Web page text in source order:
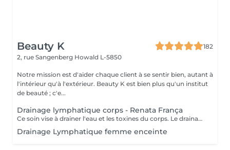
Beauty K
182
2, rue Sangenberg Howald L-5850
Notre mission est d'aider chaque client à se sentir bien, autant à
l'intérieur qu'à l'extérieur. Beauty K est bien plus qu'un institut
de beauté ; c'e...
Drainage lymphatique corps - Renata França
Ce soin vise à drainer l'eau et les toxines du corps. Le drainage lymphatique manuel de la méthode Renata França s'appuie sur une pression ferme et un rythme accéléré de pompages et de manuvres exclusives. Il est particulièrement adapté si vous souffrez de rétention d'eau, d'dèmes, de ballonnements, du syndrome de l'intestin irritable, etc. Il est également indiqué pour les femmes enceintes, même en début de grossesse.
Drainage Lymphatique femme enceinte